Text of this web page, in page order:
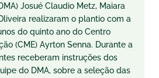
Josué Claudio Metz, Maiara
realizaram o plantio com a
do quinto ano do Centro
(CME) Ayrton Senna. Durante a
receberam instruções dos
do DMA, sobre a seleção das